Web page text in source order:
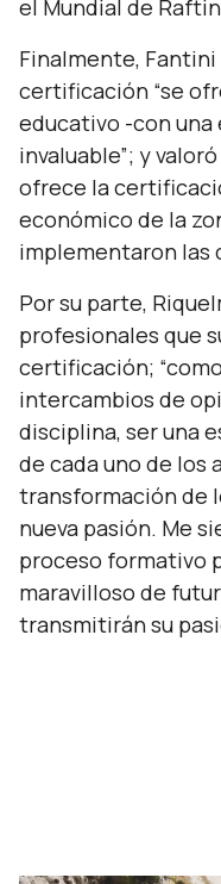
el Mundial de
Finalmente,
certificación “se
educativo -con
invaluable”; y
ofrece la
económico de la
implementaron las
Por su parte,
profesionales que
certificación;
intercambios de
disciplina, ser una
de cada uno de los
transformación de
nueva pasión. Me
proceso formativo
maravilloso de
transmitirán su